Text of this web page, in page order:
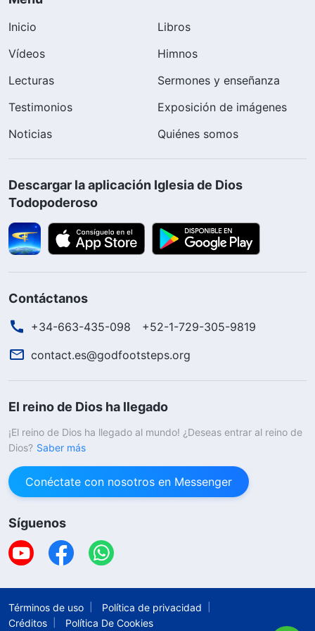
Inicio
Libros
Vídeos
Himnos
Lecturas
Sermones y enseñanza
Testimonios
Exposición de imágenes
Noticias
Quiénes somos
Descargar la aplicación Iglesia de Dios
Todopoderoso
Contáctanos
+34-663-435-098
+52-1-729-305-9819
contact.es@godfootsteps.org
El reino de Dios ha llegado
¡El reino de Dios ha llegado al mundo! ¿Deseas entrar al reino de
Dios? Saber más
Conéctate con nosotros en Messenger
Síguenos
Términos de uso
Política de privacidad
Créditos
Política De Cookies